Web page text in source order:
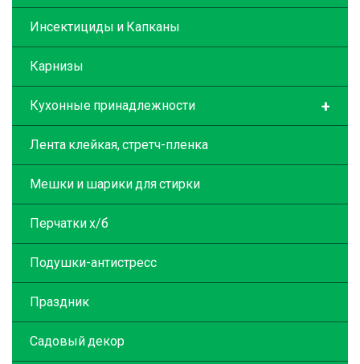
Инсектициды и Капканы
Карнизы
+
Кухонные принадлежности
Лента клейкая, стретч-пленка
Мешки и шарики для стирки
Перчатки х/б
Подушки-антистресс
Праздник
Садовый декор